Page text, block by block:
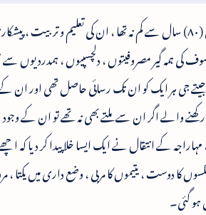
مہاراجہ سر کشن پرشاد کی زندگی کا پھیلاؤ جو اسی (۸۰) سال سے کم نہ تھا ،
کی ہمہ گیر مصروفیتوں ، دلچسپیوں ، ہمدردیوں
جیتے جی ہر ایک کو ان تک رسائی حاصل تھی اور
والے اگر ان سے ملتے بھی نہ تھے تو ان کے
کے انتقال نے ایک ایسا خلا پیدا کر دیا کہ
کا دوست ، یتیموں کا مربی ، وضع داری میں یکتا ،
ہو گئی۔